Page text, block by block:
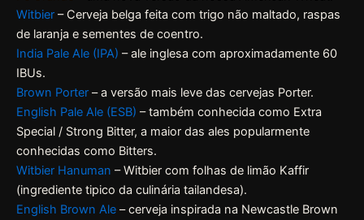
Witbier – Cerveja belga feita com trigo não maltado, raspas
de laranja e sementes de coentro.
India Pale Ale (IPA) – ale inglesa com aproximadamente 60
IBUs.
Brown Porter – a versão mais leve das cervejas Porter.
English Pale Ale (ESB) – também conhecida como Extra
Special / Strong Bitter, a maior das ales popularmente
conhecidas como Bitters.
Witbier Hanuman – Witbier com folhas de limão Kaffir
(ingrediente tipico da culinária tailandesa).
English Brown Ale – cerveja inspirada na Newcastle Brown